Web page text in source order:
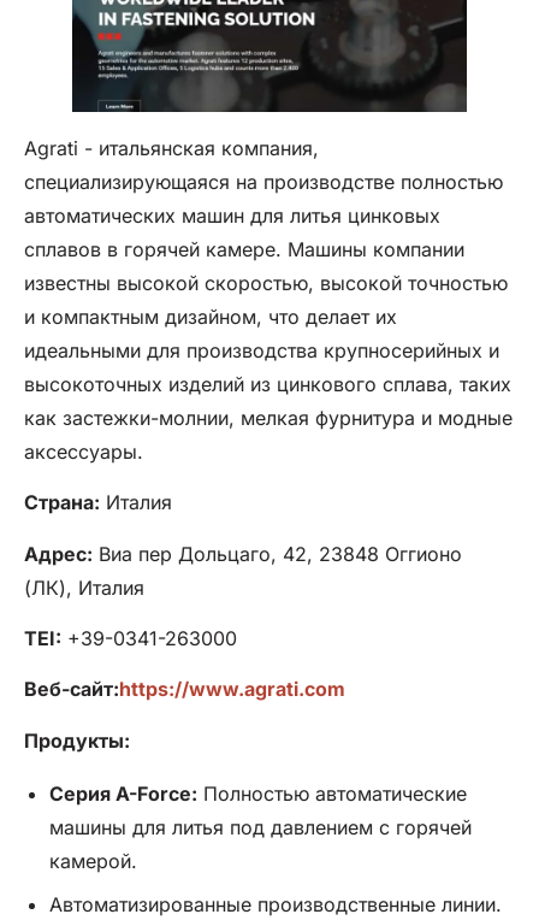
Agrati - итальянская компания,
специализирующаяся на производстве полностью
автоматических машин для литья цинковых
сплавов в горячей камере. Машины компании
известны высокой скоростью, высокой точностью
и компактным дизайном, что делает их
идеальными для производства крупносерийных и
высокоточных изделий из цинкового сплава, таких
как застежки-молнии, мелкая фурнитура и модные
аксессуары.
Страна: Италия
Адрес: Виа пер Дольцаго, 42, 23848 Оггионо
(ЛК), Италия
TEI: +39-0341-263000
Веб-сайт:https://www.agrati.com
Продукты:
Серия A-Force: Полностью автоматические
машины для литья под давлением с горячей
камерой.
Автоматизированные производственные линии.